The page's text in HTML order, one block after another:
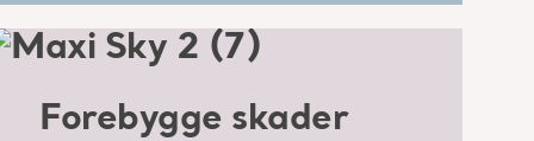
Forebygge skader